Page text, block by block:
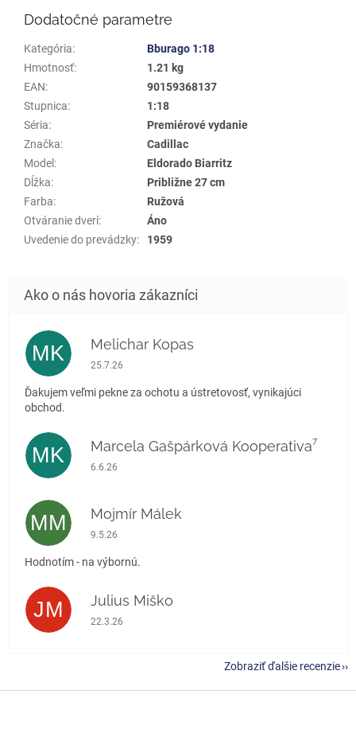
Dodatočné parametre
Kategória:
Bburago 1:18
Hmotnosť:
1.21 kg
EAN:
90159368137
Stupnica:
1:18
Séria:
Premiérové vydanie
Značka:
Cadillac
Model:
Eldorado Biarritz
Dĺžka:
Približne 27 cm
Farba:
Ružová
Otváranie dverí:
Áno
Uvedenie do prevádzky: 1959
MK Melichar Kopas
Hodnotenie obchodu je 5 z 5 hviezdičiek.
25.7.26
Ďakujem veľmi pekne za ochotu a ústretovosť, vynikajúci
obchod.
MK Marcela Gašpárková Kooperativa⁷
Hodnotenie obchodu je 5 z 5 hviezdičiek.
6.6.26
MM Mojmír Málek
Hodnotenie obchodu je 5 z 5 hviezdičiek.
9.5.26
Hodnotím - na výbornú.
JM Julius Miško
Hodnotenie obchodu je 5 z 5 hviezdičiek.
22.3.26
Zobraziť ďalšie recenzie